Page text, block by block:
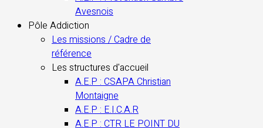
Avesnois
Pôle Addiction
Les missions / Cadre de
référence
Les structures d'accueil
A.E.P : CSAPA Christian
Montaigne
A.E.P : E.I.C.A.R
A.E.P : CTR LE POINT DU